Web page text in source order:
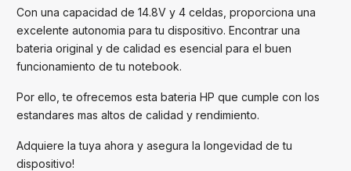
Con una capacidad de 14.8V y 4 celdas, proporciona una
excelente autonomia para tu dispositivo. Encontrar una
bateria original y de calidad es esencial para el buen
funcionamiento de tu notebook.
Por ello, te ofrecemos esta bateria HP que cumple con los
estandares mas altos de calidad y rendimiento.
Adquiere la tuya ahora y asegura la longevidad de tu
dispositivo!